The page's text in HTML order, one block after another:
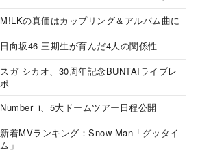
M!LKの真価はカップリング＆アルバム曲に
日向坂46 三期生が育んだ4人の関係性
スガ シカオ、30周年記念BUNTAIライブレ
ポ
Number_i、5大ドームツアー日程公開
新着MVランキング：Snow Man「グッタイ
ム」